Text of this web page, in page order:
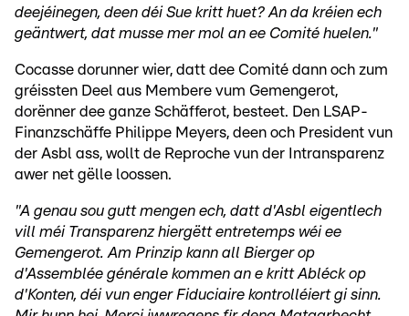
deejéinegen, deen déi Sue kritt huet? An da kréien ech
geäntwert, dat musse mer mol an ee Comité huelen."
Cocasse dorunner wier, datt dee Comité dann och zum
gréissten Deel aus Membere vum Gemengerot,
dorënner dee ganze Schäfferot, besteet. Den LSAP-
Finanzschäffe Philippe Meyers, deen och President vun
der Asbl ass, wollt de Reproche vun der Intransparenz
awer net gëlle loossen.
"A genau sou gutt mengen ech, datt d'Asbl eigentlech
vill méi Transparenz hiergëtt entretemps wéi ee
Gemengerot. Am Prinzip kann all Bierger op
d'Assemblée générale kommen an e kritt Abléck op
d'Konten, déi vun enger Fiduciaire kontrolléiert gi sinn.